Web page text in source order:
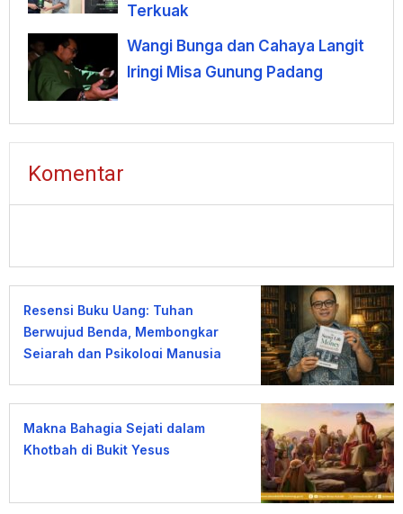
Terkuak
Wangi Bunga dan Cahaya Langit
Iringi Misa Gunung Padang
Komentar
Resensi Buku Uang: Tuhan
Berwujud Benda, Membongkar
Sejarah dan Psikologi Manusia
Makna Bahagia Sejati dalam
Khotbah di Bukit Yesus